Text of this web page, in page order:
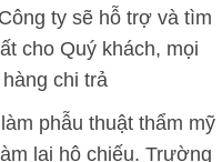
ty sẽ hỗ trợ và tìm
cho Quý khách, mọi
chi trả
phẫu thuật thẩm mỹ
lại hộ chiếu. Trường